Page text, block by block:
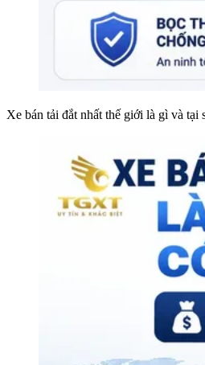
Xe bán tải đắt nhất thế giới là gì và tại